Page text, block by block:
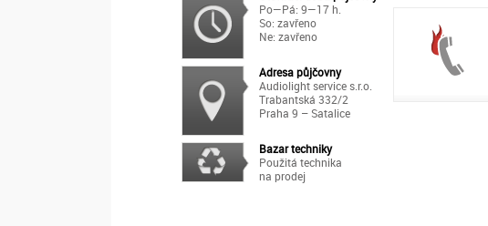
Po—Pá: 9—17 h.
So: zavřeno
Ne: zavřeno
Adresa půjčovny
Audiolight service s.r.o.
Trabantská 332/2
Praha 9 – Satalice
Bazar techniky
Použitá technika
na prodej